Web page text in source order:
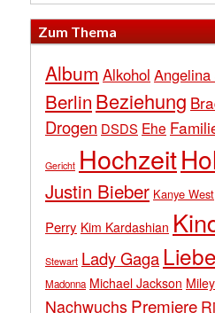
Zum Thema
Album Alkohol
Berlin Beziehung
Drogen DSDS Ehe
Gericht Hochzeit
Justin Bieber Kanye West
Perry Kim Kardashian
Stewart Lady Gaga Liebe
Madonna Michael Jackson
Nachwuchs Premiere